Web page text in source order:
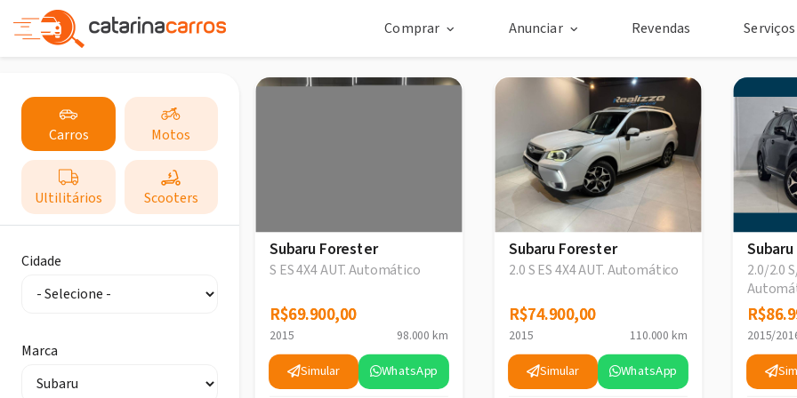
Comprar Anunciar Revendas Serviços
Carros Motos
Ultilitários Scooters
Cidade
Marca
Subaru Forester
S ES 4X4 AUT. Automático
R$69.900,00
R$69.900,00
2015 98.000 km
Simular WhatsApp
Subaru Forester
2.0 S ES 4X4 AUT. Automático
R$74.900,00
R$74.900,00
2015 110.000 km
Simular WhatsApp
2.0/2.0
2015/